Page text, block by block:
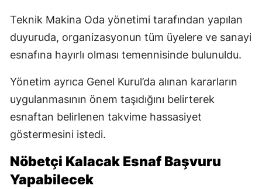
Teknik Makina Oda yönetimi tarafından yapılan
duyuruda, organizasyonun tüm üyelere ve sanayi
esnafına hayırlı olması temennisinde bulunuldu.
Yönetim ayrıca Genel Kurul’da alınan kararların
uygulanmasının önem taşıdığını belirterek
esnaftan belirlenen takvime hassasiyet
göstermesini istedi.
Nöbetçi Kalacak Esnaf Başvuru
Yapabilecek